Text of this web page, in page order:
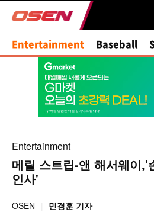
Entertainment Baseball
Entertainment
메릴 스트립-앤 해서웨이,'
인사'
OSEN 민경훈 기자